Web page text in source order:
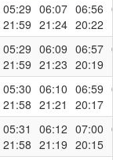
05:29
21:59
06:07
21:24
06:56
20:22
05:29
21:59
06:09
21:23
06:57
20:19
05:30
21:58
06:10
21:21
06:59
20:17
05:31
21:58
06:12
21:19
07:00
20:15